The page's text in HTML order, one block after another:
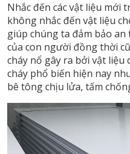
Nhắc đến các vật liệu mới
không nhắc đến vật liệu
giúp chúng ta đảm bảo
của con người đồng thời
cháy nổ gây ra bởi vật liệu
cháy phổ biến hiện nay
bê tông chịu lửa, tấm